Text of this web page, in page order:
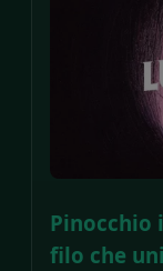
Pinocchio
filo che